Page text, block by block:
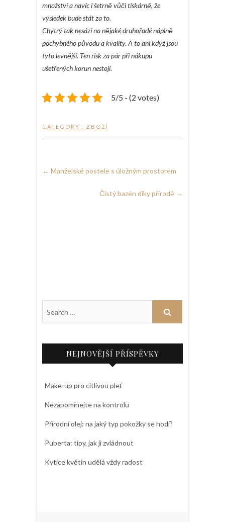
množství a navíc i šetrně vůči tiskárně, že
výsledek bude stát za to.
Chytrý tak nesází na nějaké druhořadé náplně
pochybného původu a kvality. A to ani když jsou
tyto levnější. Ten risk za pár při nákupu
ušetřených korun nestojí.
5/5 - (2 votes)
CATEGORY : ZBOŽÍ
← Manželské postele s úložným prostorem
Čistý bazén díky přírodě →
NEJNOVĚJŠÍ PŘÍSPĚVKY
Make-up pro citlivou pleť
Nezapomínejte na kontrolu
Přírodní olej: na jaký typ pokožky se hodí?
Puberta: tipy, jak ji zvládnout
Kytice květin udělá vždy radost